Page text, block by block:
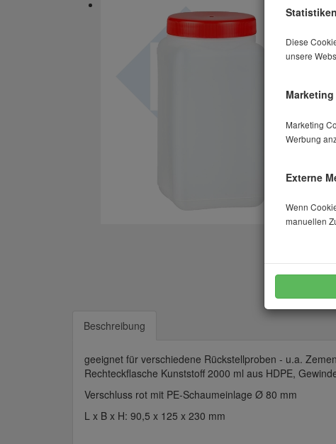
Beschreibung
geeignet für verschiedene Rückstellproben - u.a.
Rechteckflasche Kunststoff 2000 ml aus HDPE,
Verschluss rot mit PE-Schaumeinlage Ø 80 mm
L x B x H: 90,5 x 125 x 230 mm
Diese
unsere
Marketing
Marketing
Werbung
Externe
Wenn
manuellen